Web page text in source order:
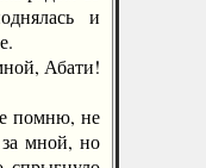
и
Абати!
помню, не
мной, но